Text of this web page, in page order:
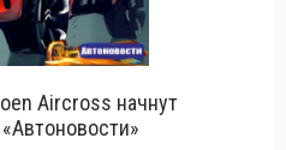
Aircross начнут